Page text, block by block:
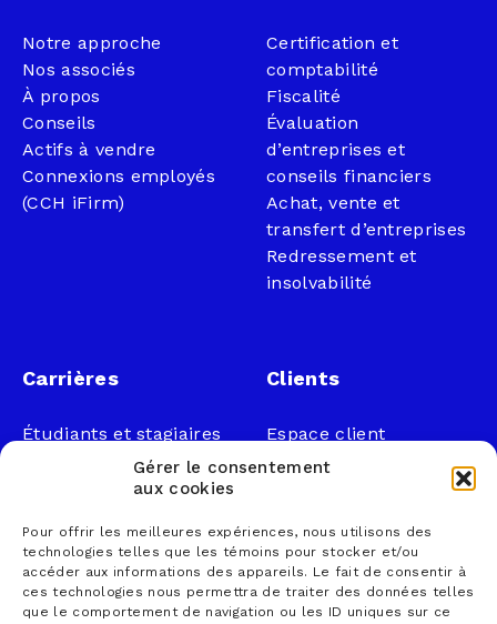
Gérer le consentement
aux cookies
Pour offrir les meilleures expériences, nous utilisons des
technologies telles que les témoins pour stocker et/ou
accéder aux informations des appareils. Le fait de consentir à
ces technologies nous permettra de traiter des données telles
que le comportement de navigation ou les ID uniques sur ce
Notre approche
Nos associés
À propos
Conseils
Actifs à vendre
Connexions employés
(CCH iFirm)
Certification et
comptabilité
Fiscalité
Évaluation
d’entreprises et
conseils financiers
Achat, vente et
transfert d’entreprises
Redressement et
insolvabilité
Carrières
Étudiants et stagiaires
Professionnels
Nous joindre
1 866 833-2114 (sans
frais)
courrier@lemieuxnolet
Clients
Espace client
Légal
Loi sur la faillite et
l’insolvabilité
Politique de